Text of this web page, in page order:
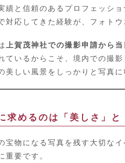
績と信頼のあるプロフェッシ
対応してきた経験が、フォト
上賀茂神社での撮影申請から
ているからこそ、境内での撮
美しい風景をしっかりと写真に
求めるのは「美しさ」と
宝物になる写真を残す大切な
重要です。